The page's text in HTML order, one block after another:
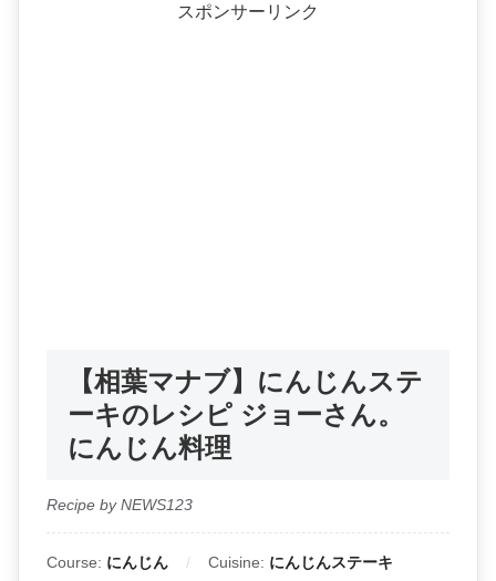
スポンサーリンク
【相葉マナブ】にんじんステ
ーキのレシピ ジョーさん。
にんじん料理
Recipe by NEWS123
Course: にんじん Cuisine: にんじんステーキ